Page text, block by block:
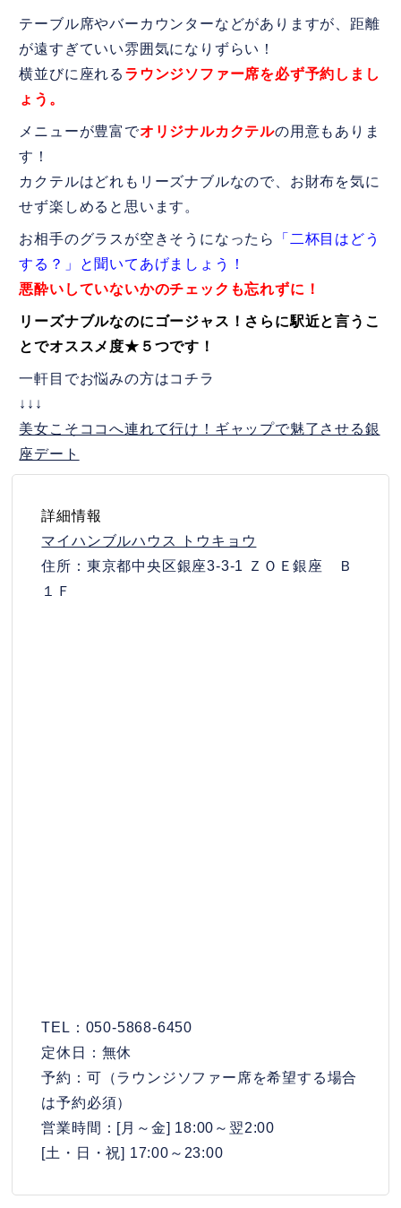
テーブル席やバーカウンターなどがありますが、距離
が遠すぎていい雰囲気になりずらい！
横並びに座れる ラウンジソファー席を必ず予約しまし
ょう。
メニューが豊富でオリジナルカクテルの用意もありま
す！
カクテルはどれもリーズナブルなので、お財布を気に
せず楽しめると思います。
お相手のグラスが空きそうになったら
「二杯目はどう
する？」と聞いてあげましょう！
悪酔いしていないかのチェックも忘れずに！
リーズナブルなのにゴージャス！さらに駅近と言うこ
とでオススメ度★５つです！
一軒目でお悩みの方はコチラ
↓↓↓
美女こそココへ連れて行け！ギャップで魅了させる銀
座デート
詳細情報
マイハンブルハウス トウキョウ
住所：東京都中央区銀座3-3-1 ＺＯＥ銀座 Ｂ
１Ｆ
TEL：050-5868-6450
定休日：無休
予約：可（ラウンジソファー席を希望する場合
は予約必須）
営業時間：[月～金] 18:00～翌2:00
[土・日・祝] 17:00～23:00